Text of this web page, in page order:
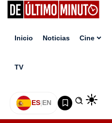
Inicio Noticias Cine
TV
ES|EN